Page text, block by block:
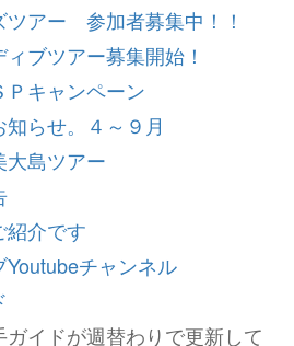
ツアー 参加者募集中！！
ブツアー募集開始！
キャンペーン
らせ。４～９月
島ツアー
紹介です
チャンネル
イドが週替わりで更新して